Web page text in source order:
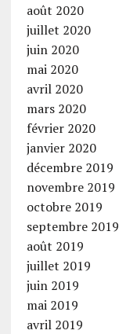
août 2020
juillet 2020
juin 2020
mai 2020
avril 2020
mars 2020
février 2020
janvier 2020
décembre 2019
novembre 2019
octobre 2019
septembre 2019
août 2019
juillet 2019
juin 2019
mai 2019
avril 2019